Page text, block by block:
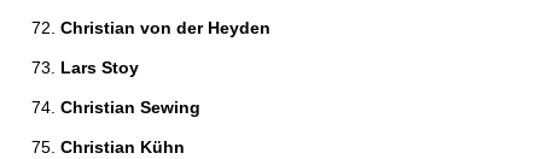
Christian von der Heyden
Lars Stoy
Christian Sewing
Christian Kühn